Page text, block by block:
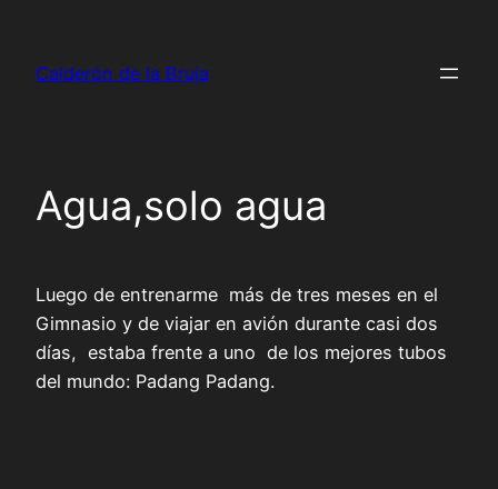
contenido
Calderón de la Bruja
Agua,solo agua
Luego de entrenarme más de tres meses en el
Gimnasio y de viajar en avión durante casi dos
días, estaba frente a uno de los mejores tubos
del mundo: Padang Padang.